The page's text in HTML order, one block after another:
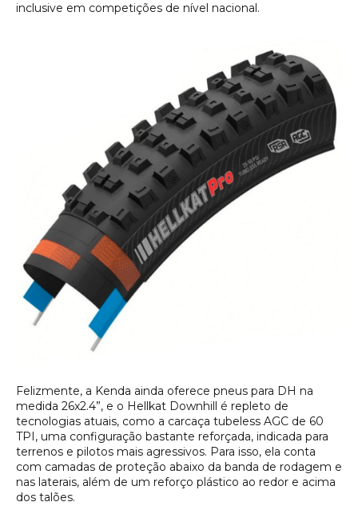
inclusive em competições de nível nacional.
Felizmente, a Kenda ainda oferece pneus para DH na
medida 26x2.4”, e o Hellkat Downhill é repleto de
tecnologias atuais, como a carcaça tubeless AGC de 60
TPI, uma configuração bastante reforçada, indicada para
terrenos e pilotos mais agressivos. Para isso, ela conta
com camadas de proteção abaixo da banda de rodagem e
nas laterais, além de um reforço plástico ao redor e acima
dos talões.